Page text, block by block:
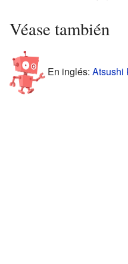
Véase también
En inglés: Atsushi